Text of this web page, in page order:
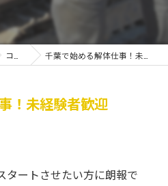
コラム 千葉で始める解体仕事！未経験者歓迎
！未経験者歓迎
タートさせたい方に朗報で